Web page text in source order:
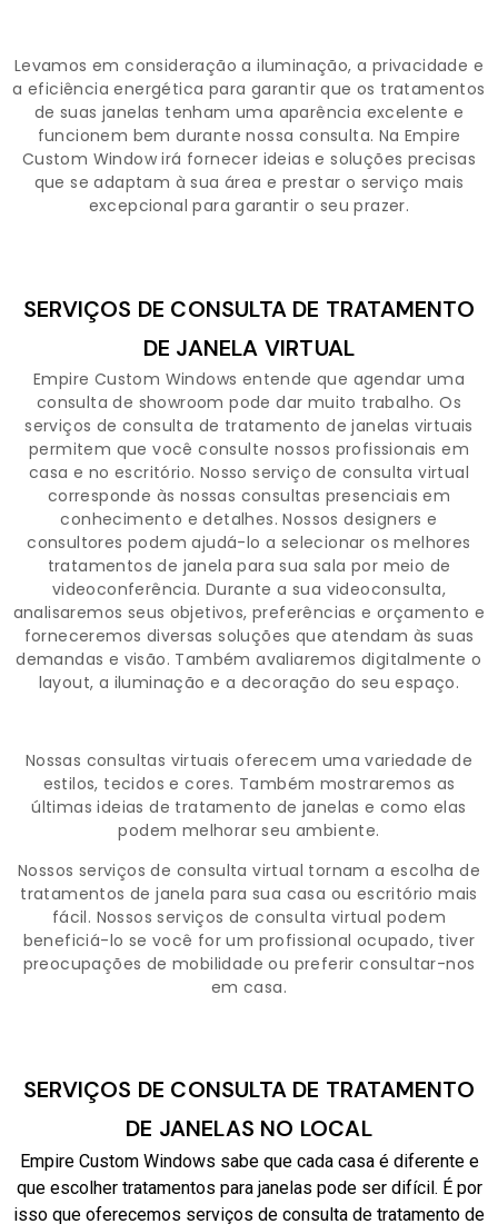
Levamos em consideração a iluminação, a privacidade e
a eficiência energética para garantir que os tratamentos
de suas janelas tenham uma aparência excelente e
funcionem bem durante nossa consulta. Na Empire
Custom Window irá fornecer ideias e soluções precisas
que se adaptam à sua área e prestar o serviço mais
excepcional para garantir o seu prazer.
SERVIÇOS DE CONSULTA DE TRATAMENTO
DE JANELA VIRTUAL
Empire Custom Windows entende que agendar uma
consulta de showroom pode dar muito trabalho. Os
serviços de consulta de tratamento de janelas virtuais
permitem que você consulte nossos profissionais em
casa e no escritório. Nosso serviço de consulta virtual
corresponde às nossas consultas presenciais em
conhecimento e detalhes. Nossos designers e
consultores podem ajudá-lo a selecionar os melhores
tratamentos de janela para sua sala por meio de
videoconferência. Durante a sua videoconsulta,
analisaremos seus objetivos, preferências e orçamento e
forneceremos diversas soluções que atendam às suas
demandas e visão. Também avaliaremos digitalmente o
layout, a iluminação e a decoração do seu espaço.
Nossas consultas virtuais oferecem uma variedade de
estilos, tecidos e cores. Também mostraremos as
últimas ideias de tratamento de janelas e como elas
podem melhorar seu ambiente.
Nossos serviços de consulta virtual tornam a escolha de
tratamentos de janela para sua casa ou escritório mais
fácil. Nossos serviços de consulta virtual podem
beneficiá-lo se você for um profissional ocupado, tiver
preocupações de mobilidade ou preferir consultar-nos
em casa.
SERVIÇOS DE CONSULTA DE TRATAMENTO
DE JANELAS NO LOCAL
Empire Custom Windows sabe que cada casa é diferente e
que escolher tratamentos para janelas pode ser difícil. É por
isso que oferecemos serviços de consulta de tratamento de